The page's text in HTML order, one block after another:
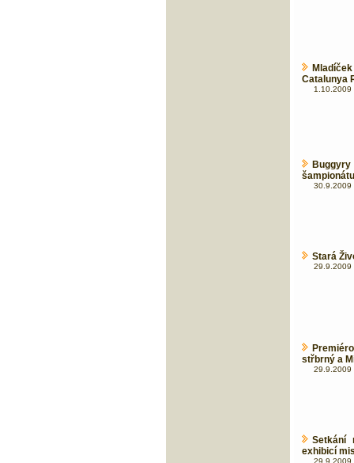
Catalunya
1.10.2009
šampionátu
30.9.2009
Stará
29.9.2009
střbrný a
29.9.2009
Setkání
exhibicí
29.9.2009